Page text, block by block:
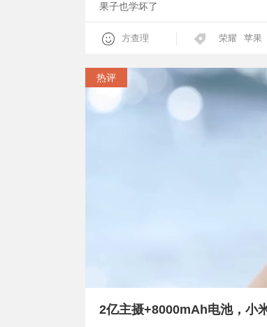
果子也学坏了
方查理 荣耀 苹果
热评